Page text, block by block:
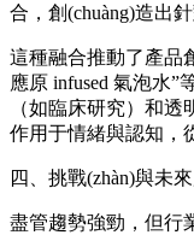
合，創(chuàng)造出
這種融合推動了產品
應原 infused 氣泡水
（如臨床研究）和
作用于情緒與認知，
四、挑戰(zhàn)與未
盡管趨勢強勁，但行